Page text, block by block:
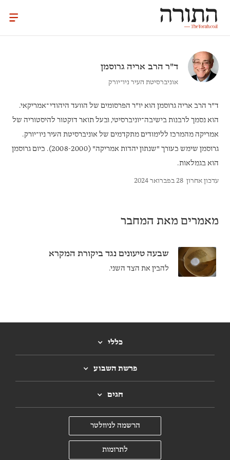
ד"ר הרב אריה גרוסמן
אוניברסיטת העיר ניו־יורק
ד"ר הרב אריה גרוסמן הוא יו"ר הפרסומים של הוועד היהודי־אמריקאי.
הוא נסמך לרבנות בישיבה־יוניברסיטי, ובעל תואר דוקטור להיסטוריה של
אמריקה מהמרכז ללימודים מתקדמים של אוניברסיטת העיר ניו־יורק.
גרוסמן שימש כעורך "שנתון יהדות אמריקה" (2008-2000). כיום גרוסמן
הוא בגמלאות.
עדכון אחרון 28 בפברואר 2024
מאמרים מאת המחבר
שבעה טיעונים נגד ביקורת המקרא
להבין את הצד השני.
כללי
פרשת השבוע
חגים
הרשמה לניוזלטר
לתרומות